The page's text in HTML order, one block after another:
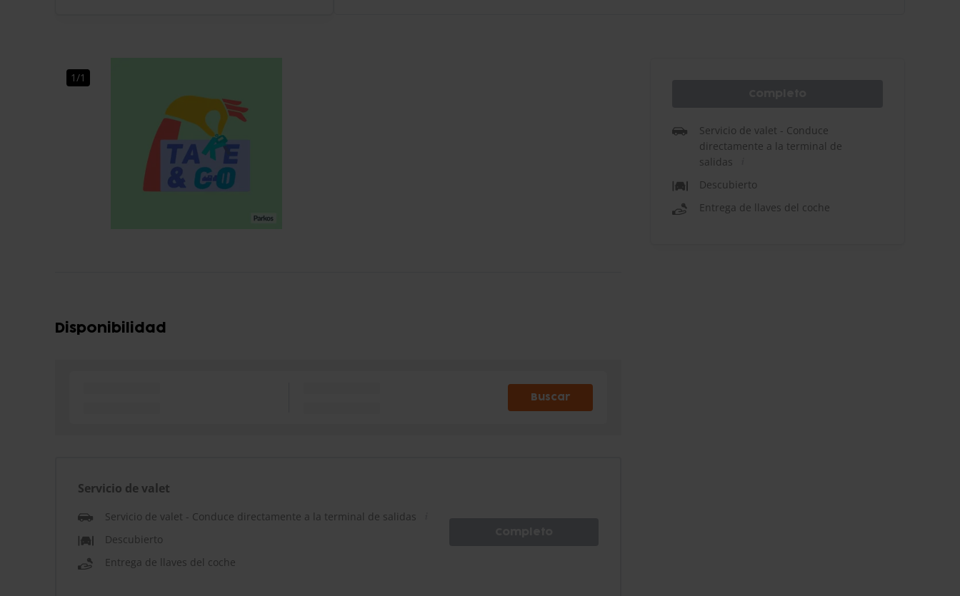
1/1
Disponibilidad
Buscar
Servicio de valet
Servicio de valet - Conduce directamente a la terminal de salidas
Descubierto
Entrega de llaves del coche
Servicio de valet - Conduce
directamente a la terminal de
salidas
Descubierto
Entrega de llaves del coche